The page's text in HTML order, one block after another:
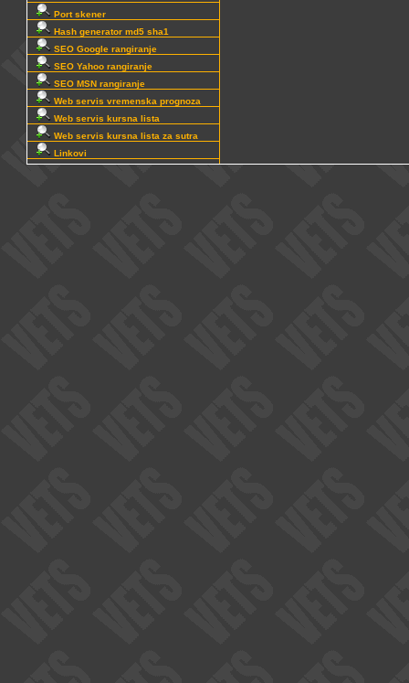
Port skener
Hash generator md5 sha1
SEO Google rangiranje
SEO Yahoo rangiranje
SEO MSN rangiranje
Web servis vremenska prognoza
Web servis kursna lista
Web servis kursna lista za sutra
Linkovi